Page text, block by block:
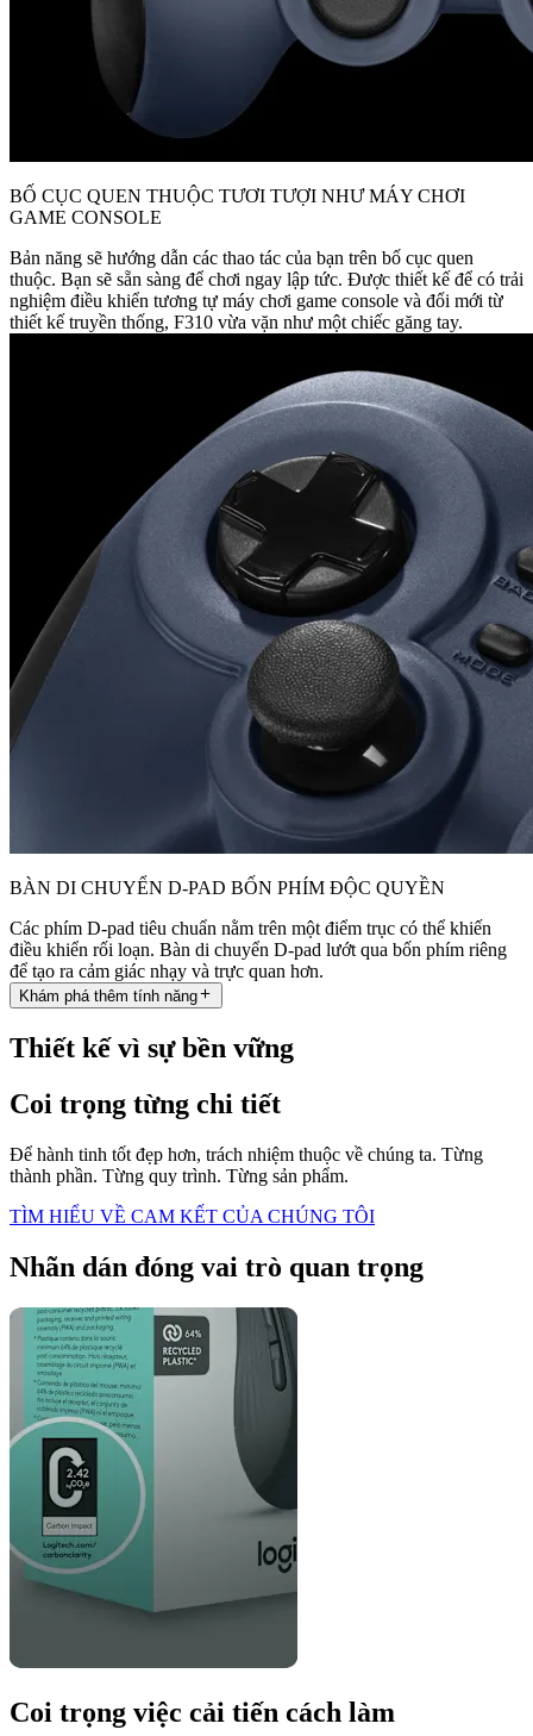
BỐ CỤC QUEN THUỘC TƯƠI TƯỢI NHƯ MÁY CHƠI
GAME CONSOLE
Bản năng sẽ hướng dẫn các thao tác của bạn trên bố cục quen
thuộc. Bạn sẽ sẵn sàng để chơi ngay lập tức. Được thiết kế để có trải
nghiệm điều khiển tương tự máy chơi game console và đổi mới từ
thiết kế truyền thống, F310 vừa vặn như một chiếc găng tay.
BÀN DI CHUYỂN D-PAD BỐN PHÍM ĐỘC QUYỀN
Các phím D-pad tiêu chuẩn nằm trên một điểm trục có thể khiến
điều khiển rối loạn. Bàn di chuyển D-pad lướt qua bốn phím riêng
để tạo ra cảm giác nhạy và trực quan hơn.
Khám phá thêm tính năng
Thiết kế vì sự bền vững
Coi trọng từng chi tiết
Để hành tinh tốt đẹp hơn, trách nhiệm thuộc về chúng ta. Từng
thành phần. Từng quy trình. Từng sản phẩm.
TÌM HIỂU VỀ CAM KẾT CỦA CHÚNG TÔI
Nhãn dán đóng vai trò quan trọng
Coi trọng việc cải tiến cách làm